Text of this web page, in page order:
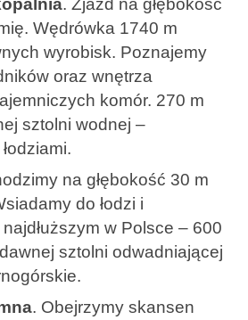
. Zjazd na głębokość
Wędrówka 1740 m
wyrobisk. Poznajemy
oraz wnętrza
komór. 270 m
sztolni wodnej –
na głębokość 30 m
do łodzi i
najdłuższym w Polsce – 600
sztolni odwadniającej
. Obejrzymy skansen